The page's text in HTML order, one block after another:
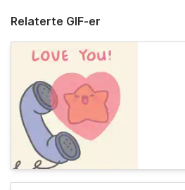
Relaterte GIF-er